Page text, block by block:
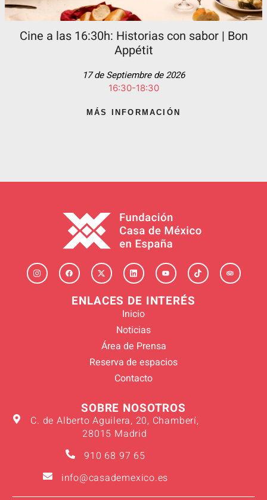
Cine a las 16:30h: Historias con sabor | Bon
Appétit
17 de Septiembre de 2026
16:30-18:30
MÁS INFORMACIÓN
ENLACES DE INTERÉS
Inicio
Noticias
Área de Prensa
Reserva de espacios
Contacto
SOBRE NOSOTROS
C. de Alberto Aguilera, 20, Chamberí,
28015 Madrid
910 68 97 65
info@casademexico.es